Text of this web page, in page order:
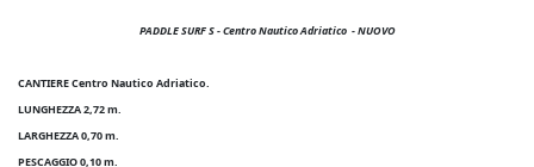
PADDLE SURF S - Centro Nautico Adriatico - NUOVO
CANTIERE Centro Nautico Adriatico.
LUNGHEZZA 2,72 m.
LARGHEZZA 0,70 m.
PESCAGGIO 0,10 m.